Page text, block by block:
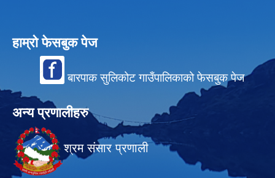
हाम्रो फेसबुक पेज
बारपाक सुलिकोट गाउँपालिकाको फेसबुक पेज
अन्य प्रणालीहरु
श्रम संसार प्रणाली